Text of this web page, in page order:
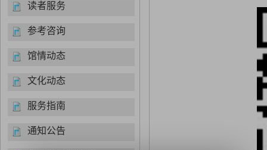
读者服务
参考咨询
馆情动态
文化动态
服务指南
通知公告